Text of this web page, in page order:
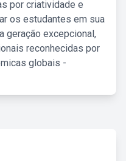
por criatividade e
os estudantes em sua
geração excepcional,
reconhecidas por
globais -